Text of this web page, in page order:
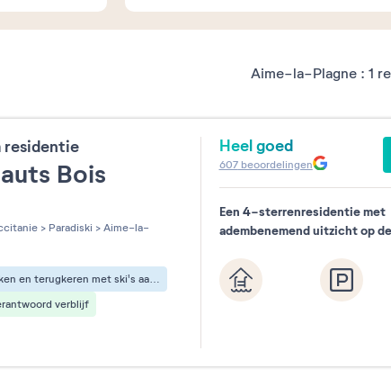
di wo do
1
7
14
18 19 21
31
Aime-la-Plagne : 1
residentie
Bois
sur 5> Paradiski > Aime-la-
Vertrekken en terugkeren met ski's aan de voeten
verblijf
Heel goed
607beoordelingen
Een 4-sterrenresidentie met
adembenemend uitzicht op